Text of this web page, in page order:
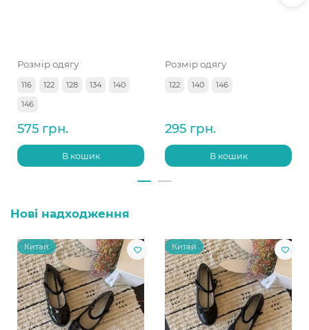
Розмір одягу
116 122 128 134
140
146
575 грн.
В кошик
Розмір одягу
122 140 146
295 грн.
В кошик
Нові надходження
Китай Китай